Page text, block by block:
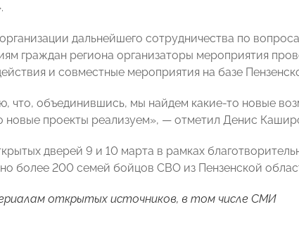
дальнейшего сотрудничества по
граждан региона организаторы мероприятия
и совместные мероприятия на базе
что, объединившись, мы найдем какие-то новые
новые проекты реализуем», — отметил Денис
дверей 9 и 10 марта в рамках
более 200 семей бойцов СВО из Пензенской
открытых источников, в том числе СМИ